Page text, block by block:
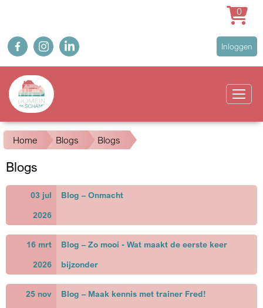
Overslaan
en
naar
inhoud
gaan
fb ig in
User
account
Inloggen
Main
navigation
0
Kruimelpad
Home Blogs Blogs
Blogs
03 jul
2026
Blog – Onmacht
16 mrt
2026
Blog – Zo mooi - Wat maakt de eerste keer
bijzonder
25 nov
Blog – Maak kennis met trainer Fred!